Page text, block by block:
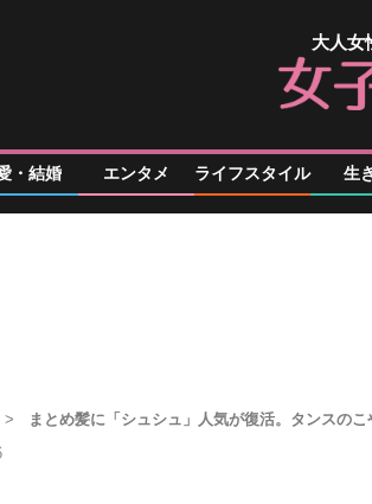
大人女
・結婚 エンタメ ライフスタイル 生
まとめ髪に「シュシュ」人気が復活。タンスの